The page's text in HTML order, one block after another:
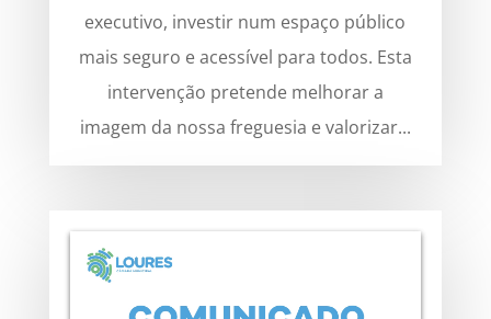
executivo, investir num espaço público
mais seguro e acessível para todos. Esta
intervenção pretende melhorar a
imagem da nossa freguesia e valorizar...